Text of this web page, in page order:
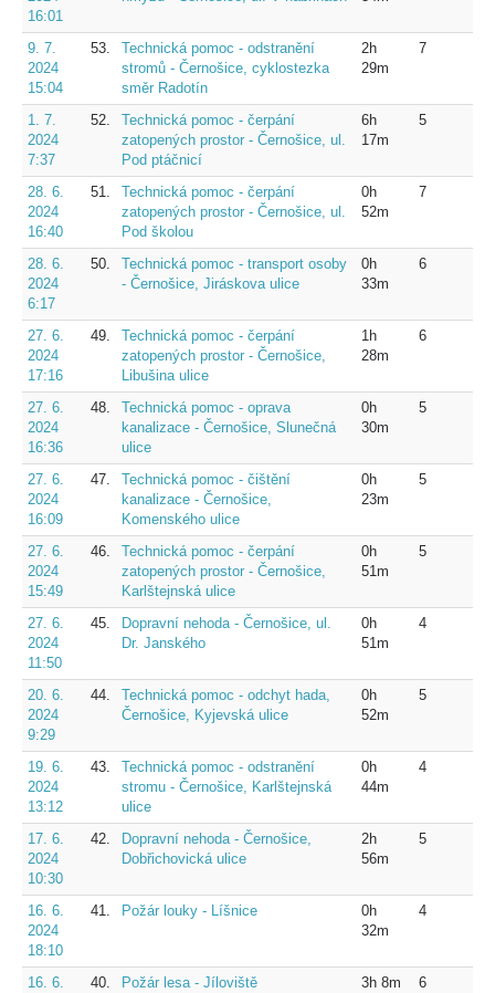
16:01
9. 7.
2024
15:04
53.
Technická pomoc - odstranění
stromů - Černošice, cyklostezka
směr Radotín
2h
29m
7
1. 7.
2024
7:37
52.
Technická pomoc - čerpání
zatopených prostor - Černošice, ul.
Pod ptáčnicí
6h
17m
5
28. 6.
2024
16:40
51.
Technická pomoc - čerpání
zatopených prostor - Černošice, ul.
Pod školou
0h
52m
7
28. 6.
2024
6:17
50.
Technická pomoc - transport osoby
- Černošice, Jiráskova ulice
0h
33m
6
27. 6.
2024
17:16
49.
Technická pomoc - čerpání
zatopených prostor - Černošice,
Libušina ulice
1h
28m
6
27. 6.
2024
16:36
48.
Technická pomoc - oprava
kanalizace - Černošice, Slunečná
ulice
0h
30m
5
27. 6.
2024
16:09
47.
Technická pomoc - čištění
kanalizace - Černošice,
Komenského ulice
0h
23m
5
27. 6.
2024
15:49
46.
Technická pomoc - čerpání
zatopených prostor - Černošice,
Karlštejnská ulice
0h
51m
5
27. 6.
2024
11:50
45.
Dopravní nehoda - Černošice, ul.
Dr. Janského
0h
51m
4
20. 6.
2024
9:29
44.
Technická pomoc - odchyt hada,
Černošice, Kyjevská ulice
0h
52m
5
19. 6.
2024
13:12
43.
Technická pomoc - odstranění
stromu - Černošice, Karlštejnská
ulice
0h
44m
4
17. 6.
2024
10:30
42.
Dopravní nehoda - Černošice,
Dobřichovická ulice
2h
56m
5
16. 6.
2024
18:10
41. Požár louky - Líšnice
0h
32m
4
16. 6.
40. Požár lesa - Jíloviště 3h 8m 6